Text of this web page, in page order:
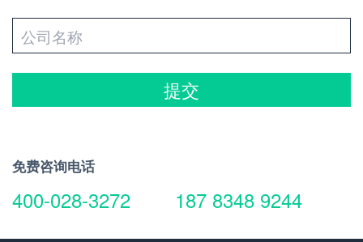
提交
免费咨询电话
400-028-3272 187 8348 9244